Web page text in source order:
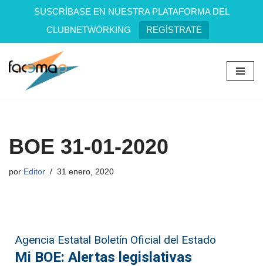
SUSCRÍBASE EN NUESTRA PLATAFORMA DEL
CLUBNETWORKING
REGÍSTRATE
Saltar
BOE 31-01-2020
por Editor 31 enero, 2020
Agencia Estatal Boletín Oficial del Estado
Mi BOE: Alertas legislativas